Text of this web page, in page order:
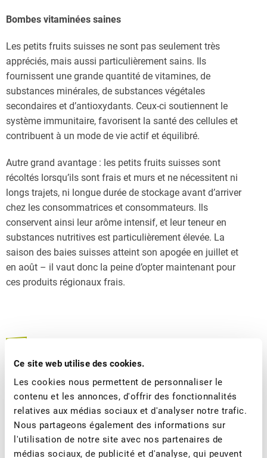
Ce site web utilise des cookies.
Les cookies nous permettent de personnaliser le
contenu et les annonces, d'offrir des fonctionnalités
relatives aux médias sociaux et d'analyser notre trafic.
Nous partageons également des informations sur
l'utilisation de notre site avec nos partenaires de
médias sociaux, de publicité et d'analyse, qui peuvent
Bombes vitaminées saines
Les petits fruits suisses ne sont pas seulement très
appréciés, mais aussi particulièrement sains. Ils
fournissent une grande quantité de vitamines, de
substances minérales, de substances végétales
secondaires et d’antioxydants. Ceux-ci soutiennent le
système immunitaire, favorisent la santé des cellules et
contribuent à un mode de vie actif et équilibré.
Autre grand avantage : les petits fruits suisses sont
récoltés lorsqu’ils sont frais et murs et ne nécessitent ni
longs trajets, ni longue durée de stockage avant d’arriver
chez les consommatrices et consommateurs. Ils
conservent ainsi leur arôme intensif, et leur teneur en
substances nutritives est particulièrement élevée. La
saison des baies suisses atteint son apogée en juillet et
en août – il vaut donc la peine d’opter maintenant pour
ces produits régionaux frais.
PHOTOS
Vous avez des questions ? Contactez-nous - nous
sommes à votre disposition.